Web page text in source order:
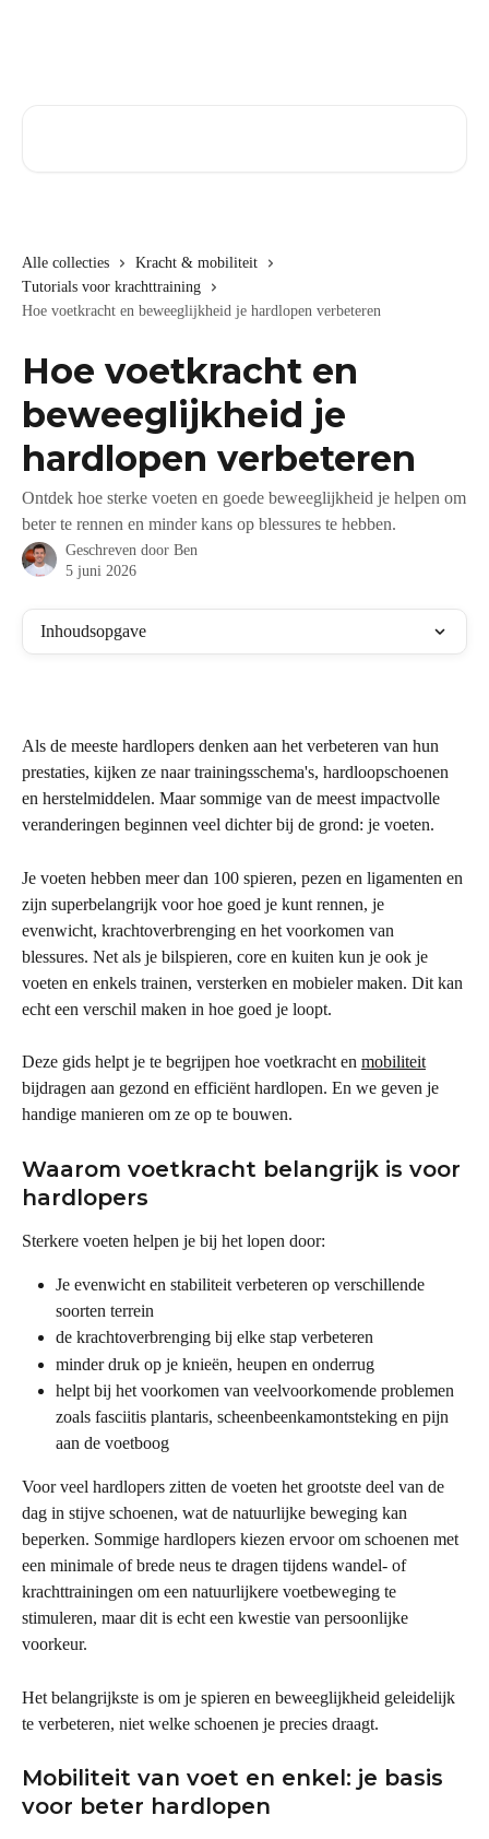
Alle collecties
Kracht & mobiliteit
Tutorials voor krachttraining
Hoe voetkracht en beweeglijkheid je hardlopen verbeteren
Hoe voetkracht en
beweeglijkheid je
hardlopen verbeteren
Ontdek hoe sterke voeten en goede beweeglijkheid je helpen om
beter te rennen en minder kans op blessures te hebben.
Geschreven door Ben
5 juni 2026
Inhoudsopgave
Als de meeste hardlopers denken aan het verbeteren van hun
prestaties, kijken ze naar trainingsschema's, hardloopschoenen
en herstelmiddelen. Maar sommige van de meest impactvolle
veranderingen beginnen veel dichter bij de grond: je voeten.
Je voeten hebben meer dan 100 spieren, pezen en ligamenten en
zijn superbelangrijk voor hoe goed je kunt rennen, je
evenwicht, krachtoverbrenging en het voorkomen van
blessures. Net als je bilspieren, core en kuiten kun je ook je
voeten en enkels trainen, versterken en mobieler maken. Dit kan
echt een verschil maken in hoe goed je loopt.
Deze gids helpt je te begrijpen hoe voetkracht en mobiliteit
bijdragen aan gezond en efficiënt hardlopen. En we geven je
handige manieren om ze op te bouwen.
Waarom voetkracht belangrijk is voor
hardlopers
Sterkere voeten helpen je bij het lopen door:
Je evenwicht en stabiliteit verbeteren op verschillende
soorten terrein
de krachtoverbrenging bij elke stap verbeteren
minder druk op je knieën, heupen en onderrug
helpt bij het voorkomen van veelvoorkomende problemen
zoals fasciitis plantaris, scheenbeenkamontsteking en pijn
aan de voetboog
Voor veel hardlopers zitten de voeten het grootste deel van de
dag in stijve schoenen, wat de natuurlijke beweging kan
beperken. Sommige hardlopers kiezen ervoor om schoenen met
een minimale of brede neus te dragen tijdens wandel- of
krachttrainingen om een natuurlijkere voetbeweging te
stimuleren, maar dit is echt een kwestie van persoonlijke
voorkeur.
Het belangrijkste is om je spieren en beweeglijkheid geleidelijk
te verbeteren, niet welke schoenen je precies draagt.
Mobiliteit van voet en enkel: je basis
voor beter hardlopen